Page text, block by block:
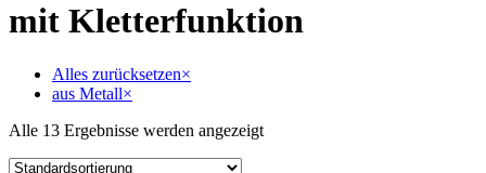
mit Kletterfunktion
Alles zurücksetzen×
aus Metall×
Alle 13 Ergebnisse werden angezeigt